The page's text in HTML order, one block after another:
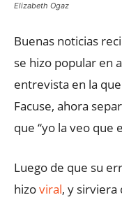
Elizabeth Ogaz
Buenas noticias
se hizo popular en
entrevista en la
Facuse, ahora
que “yo la veo que
Luego de que su
hizoviral, y sirviera